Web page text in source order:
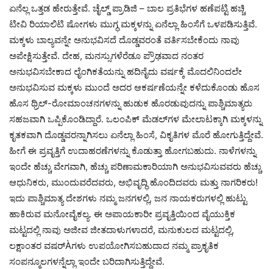
ಏನೆಲ್ಲ ಒತ್ತಡ ಹೇರುತ್ತೇವೆ. ಚೈಲ್ಡ್ ಪ್ರಾಡಿಜಿ – ಬಾಲ ಪ್ರತಿಭೆಗಳ ಹಣೆಪಟ್ಟಿ ಹಚ್ಚಿ
ಟೀವಿ ರಿಯಾಲಿಟಿ ಷೋಗಳು ಮುಗ್ಧ ಮಕ್ಕಳನ್ನು ಏನೆಲ್ಲಾ ಹಿಂಸೆಗೆ ಒಳಪಡಿಸುತ್ತಿವೆ.
ಮಕ್ಕಳು ಬಾಲ್ಯವನ್ನೇ ಅನುಭವಿಸದೆ ದೊಡ್ಡವರಂತೆ ವರ್ತಿಸಬೇಕೆಂದು ನಾವು
ಅಪೇಕ್ಷಿಸುತ್ತೇವೆ. ದೇಹ, ಮನಸ್ಸುಗಳೆರೆಡೂ ಪ್ರೌಢವಾದ ನಂತರ
ಅನುಭವಿಸಬೇಕಾದ ಲೈಂಗಿಕತೆಯನ್ನು ಹದಿನೈದು ವರ್ಷಕ್ಕೆ ಮೊದಲಿನಿಂದಲೇ
ಅನುಭವಿಸುವ ಮಕ್ಕಳು ಮುಂದೆ ಅದರ ಆಕರ್ಷಣೆಯನ್ನೇ ಕಳೆದುಕೊಂಡು ಹೊಸ
ಹೊಸ ಥ್ರಿಲ್-ರೋಮಾಂಚನಗಳನ್ನು ಹುಡುಕ ಹೊರಡುವುದನ್ನು ಪಾಶ್ಚಿಮಾತ್ಯರು
ಸಹಜವಾಗಿ ಒಪ್ಪಿಕೊಂಡಿದ್ದಾರೆ. ಒಲಂಪಿಕ್ ಮೆಡಲ್‍ಗಳ ಮೇಲಾಟಕ್ಕಾಗಿ ಮಕ್ಕಳನ್ನು
ಕೃತಕವಾಗಿ ದೊಡ್ಡವರನ್ನಾಗಿಸಲು ಏನೆಲ್ಲಾ ಹಿಂಸೆ, ವಿಕೃತಿಗಳ ಮೊರೆ ಹೋಗುತ್ತಿದ್ದೇವೆ.
ಹೀಗೆ ಈ ಪ್ರವೃತ್ತಿಗೆ ಉದಾಹರಣೆಗಳನ್ನು ಕೊಡುತ್ತಾ ಹೋಗಬಹುದು. ನಾಳೆಗಳನ್ನು
ಇಂದೇ ಹೆಚ್ಚು ವೇಗವಾಗಿ, ಹೆಚ್ಚು ಪರಿಣಾಮಕಾರಿಯಾಗಿ ಅನುಭವಿಸುವವರು ಹೆಚ್ಚು
ಆಧುನಿಕರು, ಮುಂದುವರೆದವರು, ಅಭಿವೃದ್ಧಿ ಹೊಂದಿದವರು ಮತ್ತು ನಾಗರಿಕರು!
ಇದು ಪಾಶ್ಚಿಮಾತ್ಯ ದೇಶಗಳು ನಮ್ಮ ಜನಗಳಲ್ಲಿ, ಜನ ನಾಯಕರುಗಳಲ್ಲಿ ಹುಟ್ಟು
ಹಾಕಿರುವ ಮನೋವೈಕಲ್ಯ. ಈ ಅಪಾಯಕಾರೀ ಪ್ರವೃತ್ತಿಯಿಂದ ವೈಯುಕ್ತಿಕ
ಮಟ್ಟದಲ್ಲಿ ನಾವು ಅಜೀವ ಜೀತದಾಳುಗಳಾದರೆ, ಮನುಕುಲದ ಮಟ್ಟದಲ್ಲಿ,
ಲಕ್ಷಾಂತರ ವಷರ್Àಗಳು ಉಪಯೋಗಿಸಬಹುದಾದ ನಮ್ಮ ಪ್ರಾಕೃತಿಕ
ಸಂಪನ್ಮೂಲಗಳನ್ನೆಲ್ಲಾ ಇಂದೇ ಬರಿದಾಗಿಸುತ್ತಿದ್ದೇವೆ.